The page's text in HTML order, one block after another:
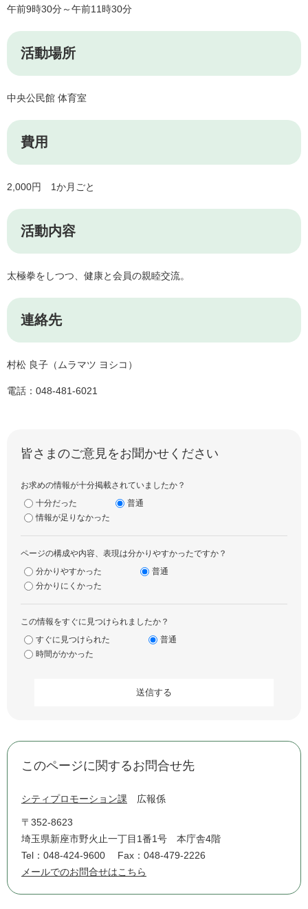
午前9時30分～午前11時30分
活動場所
中央公民館 体育室
費用
​2,000円 1か月ごと
活動内容
太極拳をしつつ、健康と会員の親睦交流。
連絡先
村松 良子（ムラマツ ヨシコ）
電話：048-481-6021
皆さまのご意見をお聞かせください
お求めの情報が十分掲載されていましたか？
十分だった
普通
情報が足りなかった
ページの構成や内容、表現は分かりやすかったですか？
分かりやすかった
普通
分かりにくかった
この情報をすぐに見つけられましたか？
すぐに見つけられた
普通
時間がかかった
このページに関するお問合せ先
シティプロモーション課 広報係
〒352-8623
埼玉県新座市野火止一丁目1番1号 本庁舎4階
Tel：048-424-9600
Fax：048-479-2226
メールでのお問合せはこちら